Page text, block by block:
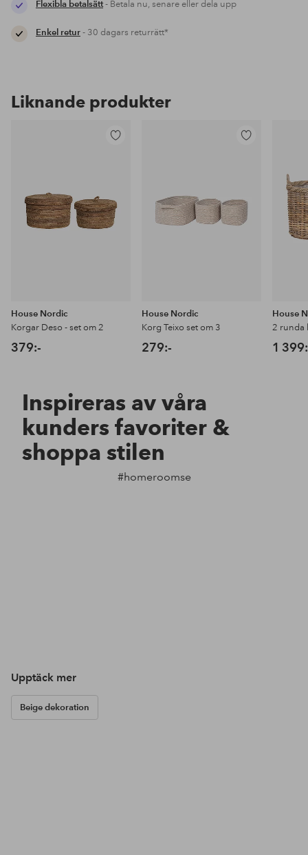
Flexibla betalsätt- Betala nu, senare eller dela upp
Enkel retur- 30 dagars returrätt*
Liknande produkter
House Nordic
Korgar Deso - set om 2
379:-
House Nordic
Korg Teixo set om 3
279:-
House
2 runda
1
Inspireras av våra
kunders favoriter &
shoppa stilen
#homeroomse
Upptäck mer
Beige dekoration